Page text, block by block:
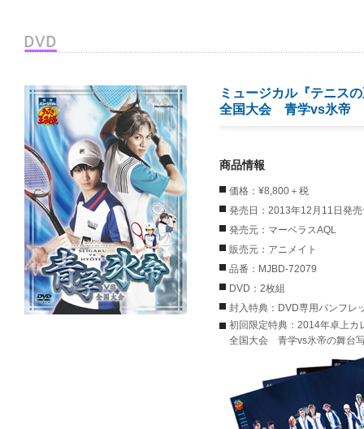
ミュージカル『テニス
全国大会 青学vs氷帝
商品情報
価格：¥8,800＋税
発売日：2013年12月11日発
発売元：マーベラスAQL
販売元：アニメイト
品番：MJBD-72079
DVD：2枚組
封入特典：DVD専用パンフレ
初回限定特典：2014年卓上カ
全国大会 青学vs氷帝の舞台